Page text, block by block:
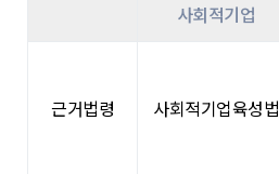
사회적기업
근거법령 사회적기업육성법